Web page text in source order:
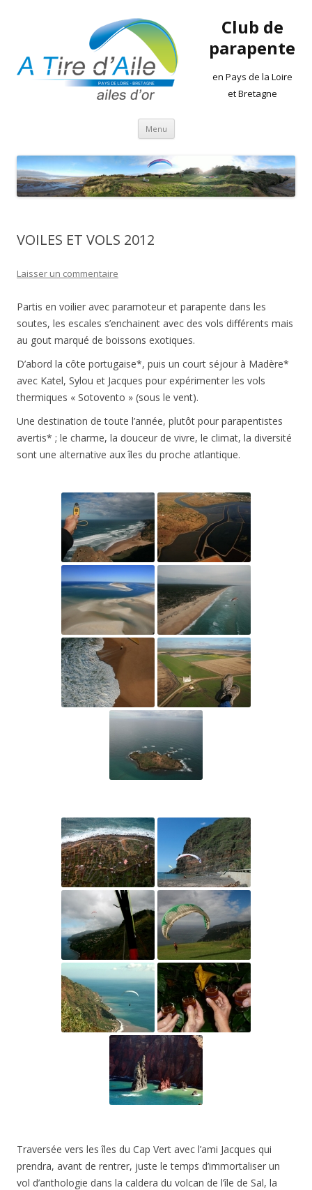
Club de
parapente
en Pays de la Loire
et Bretagne
Menu Aller
contenu
VOILES ET VOLS 2012
Laisser un commentaire
Partis en voilier avec paramoteur et parapente dans les
soutes, les escales s’enchainent avec des vols différents mais
au gout marqué de boissons exotiques.
D’abord la côte portugaise*, puis un court séjour à Madère*
avec Katel, Sylou et Jacques pour expérimenter les vols
thermiques « Sotovento » (sous le vent).
Une destination de toute l’année, plutôt pour parapentistes
avertis* ; le charme, la douceur de vivre, le climat, la diversité
sont une alternative aux îles du proche atlantique.
Traversée vers les îles du Cap Vert avec l’ami Jacques qui
prendra, avant de rentrer, juste le temps d’immortaliser un
vol d’anthologie dans la caldera du volcan de l’île de Sal, la